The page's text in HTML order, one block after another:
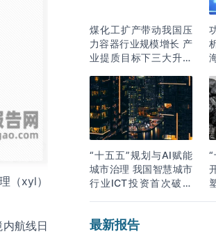
（xyl）
航线日
煤化工扩产带动我国压
力容器行业规模增长 产
业提质目标下三大升级
“十五五”规划与AI赋能
城市治理 我国智慧城市
行业ICT投资首次破万
最新报告